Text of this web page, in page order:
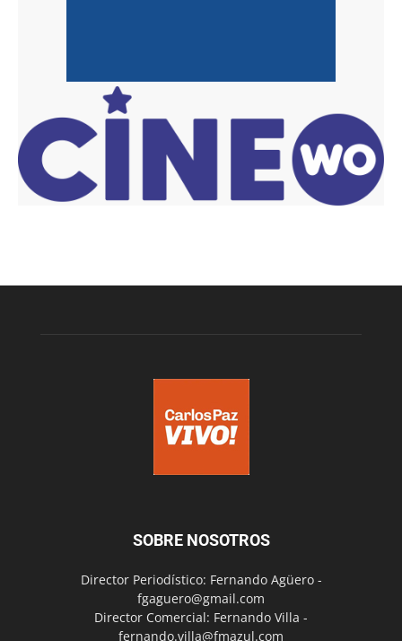
SOBRE NOSOTROS
Director Periodístico: Fernando Agüero -
fgaguero@gmail.com
Director Comercial: Fernando Villa -
fernando.villa@fmazul.com